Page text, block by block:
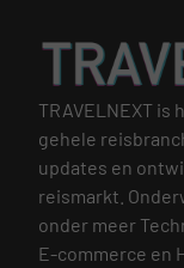
TRAVELNEXT
gehele
updates en
reismarkt.
onder meer
E-commerce en